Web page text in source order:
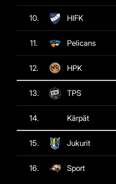
10. HIFK
11. Pelicans
12. HPK
13. TPS
14. Kärpät
15. Jukurit
16. Sport